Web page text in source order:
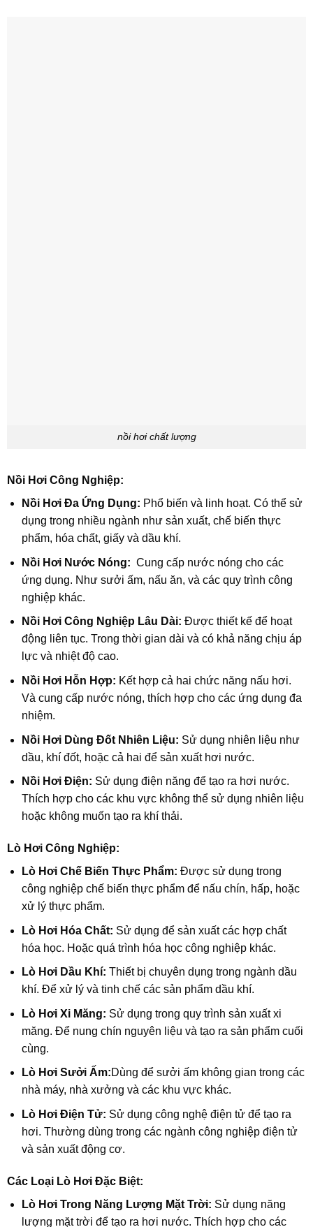
nồi hơi chất lượng
Nồi Hơi Công Nghiệp:
Nồi Hơi Đa Ứng Dụng: Phổ biến và linh hoạt. Có thể sử
dụng trong nhiều ngành như sản xuất, chế biến thực
phẩm, hóa chất, giấy và dầu khí.
Nồi Hơi Nước Nóng: Cung cấp nước nóng cho các
ứng dụng. Như sưởi ấm, nấu ăn, và các quy trình công
nghiệp khác.
Nồi Hơi Công Nghiệp Lâu Dài: Được thiết kế để hoạt
động liên tục. Trong thời gian dài và có khả năng chịu áp
lực và nhiệt độ cao.
Nồi Hơi Hỗn Hợp: Kết hợp cả hai chức năng nấu hơi.
Và cung cấp nước nóng, thích hợp cho các ứng dụng đa
nhiệm.
Nồi Hơi Dùng Đốt Nhiên Liệu: Sử dụng nhiên liệu như
dầu, khí đốt, hoặc cả hai để sản xuất hơi nước.
Nồi Hơi Điện: Sử dụng điện năng để tạo ra hơi nước.
Thích hợp cho các khu vực không thể sử dụng nhiên liệu
hoặc không muốn tạo ra khí thải.
Lò Hơi Công Nghiệp:
Lò Hơi Chế Biến Thực Phẩm: Được sử dụng trong
công nghiệp chế biến thực phẩm để nấu chín, hấp, hoặc
xử lý thực phẩm.
Lò Hơi Hóa Chất: Sử dụng để sản xuất các hợp chất
hóa học. Hoặc quá trình hóa học công nghiệp khác.
Lò Hơi Dầu Khí: Thiết bị chuyên dụng trong ngành dầu
khí. Để xử lý và tinh chế các sản phẩm dầu khí.
Lò Hơi Xi Măng: Sử dụng trong quy trình sản xuất xi
măng. Để nung chín nguyên liệu và tạo ra sản phẩm cuối
cùng.
Lò Hơi Sưởi Ấm:Dùng để sưởi ấm không gian trong các
nhà máy, nhà xưởng và các khu vực khác.
Lò Hơi Điện Tử: Sử dụng công nghệ điện tử để tạo ra
hơi. Thường dùng trong các ngành công nghiệp điện tử
và sản xuất động cơ.
Các Loại Lò Hơi Đặc Biệt:
Lò Hơi Trong Năng Lượng Mặt Trời: Sử dụng năng
lượng mặt trời để tạo ra hơi nước. Thích hợp cho các